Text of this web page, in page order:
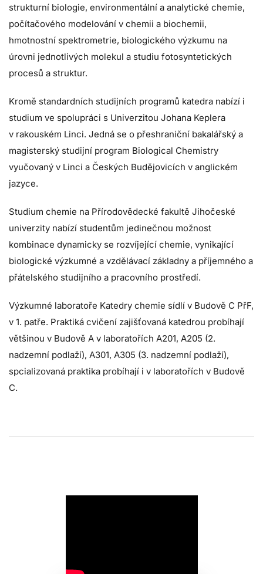
strukturní biologie, environmentální a analytické chemie,
počítačového modelování v chemii a biochemii,
hmotnostní spektrometrie, biologického výzkumu na
úrovni jednotlivých molekul a studiu fotosyntetických
procesů a struktur.
Kromě standardních studijních programů katedra nabízí i
studium ve spolupráci s Univerzitou Johana Keplera
v rakouském Linci. Jedná se o přeshraniční bakalářský a
magisterský studijní program Biological Chemistry
vyučovaný v Linci a Českých Budějovicích v anglickém
jazyce.
Studium chemie na Přírodovědecké fakultě Jihočeské
univerzity nabízí studentům jedinečnou možnost
kombinace dynamicky se rozvíjející chemie, vynikající
biologické výzkumné a vzdělávací základny a příjemného a
přátelského studijního a pracovního prostředí.
Výzkumné laboratoře Katedry chemie sídlí v Budově C PřF,
v 1. patře. Praktiká cvičení zajišťovaná katedrou probíhají
většinou v Budově A v laboratořích A201, A205 (2.
nadzemní podlaží), A301, A305 (3. nadzemní podlaží),
spcializovaná praktika probíhají i v laboratořích v Budově
C.